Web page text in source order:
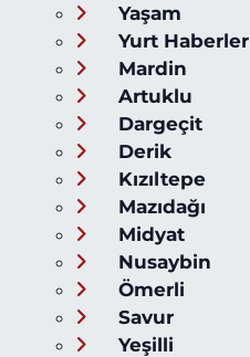
Yaşam
Yurt Haberler
Mardin
Artuklu
Dargeçit
Derik
Kızıltepe
Mazıdağı
Midyat
Nusaybin
Ömerli
Savur
Yeşilli